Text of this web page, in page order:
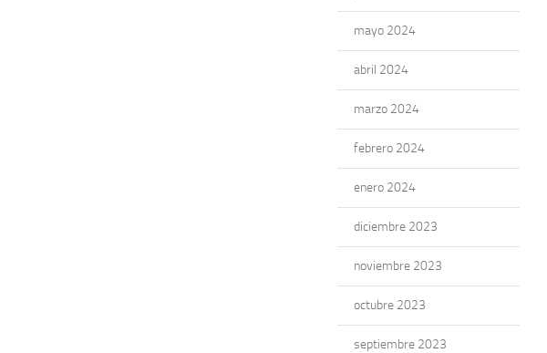
mayo 2024
abril 2024
marzo 2024
febrero 2024
enero 2024
diciembre 2023
noviembre 2023
octubre 2023
septiembre 2023